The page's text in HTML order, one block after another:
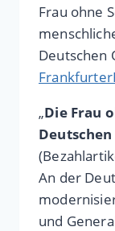
Frau ohne
Deutschen
„Die Frau
An der
und